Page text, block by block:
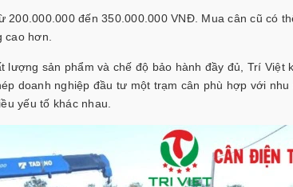
200.000.000 đến 350.000.000 VNĐ. Mua cân cũ có
cao hơn.
sản phẩm và chế độ bảo hành đầy đủ, Trí Việt
doanh nghiệp đầu tư một trạm cân phù hợp với
yếu tố khác nhau.